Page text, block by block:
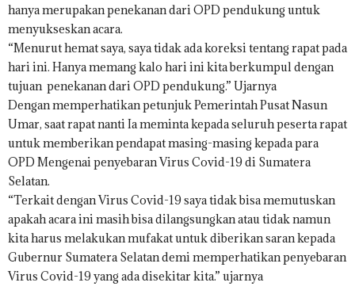
hanya merupakan penekanan dari OPD pendukung untuk
menyukseskan acara.
“Menurut hemat saya, saya tidak ada koreksi tentang rapat pada
hari ini. Hanya memang kalo hari ini kita berkumpul dengan
tujuan penekanan dari OPD pendukung.” Ujarnya
Dengan memperhatikan petunjuk Pemerintah Pusat Nasun
Umar, saat rapat nanti Ia meminta kepada seluruh peserta rapat
untuk memberikan pendapat masing-masing kepada para
OPD Mengenai penyebaran Virus Covid-19 di Sumatera
Selatan.
“Terkait dengan Virus Covid-19 saya tidak bisa memutuskan
apakah acara ini masih bisa dilangsungkan atau tidak namun
kita harus melakukan mufakat untuk diberikan saran kepada
Gubernur Sumatera Selatan demi memperhatikan penyebaran
Virus Covid-19 yang ada disekitar kita.” ujarnya